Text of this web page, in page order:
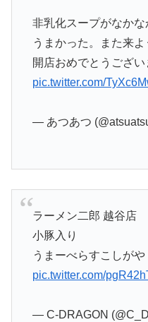
非乳化スープがなかな
うまかった。また来よ
開店おめでとうござい
pic.twitter.com/
— あつあつ
ラーメン二郎 越谷店
小豚入り
うまーべらすこしがや
pic.twitter.com/
— C-DRAGON